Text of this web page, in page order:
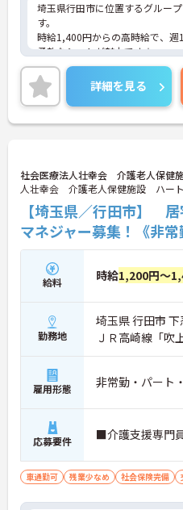
埼玉県行田市に位置するグルー
す。
時給1,400円からの高時給で、週
柔軟なシフトが魅力です☆
育児や介護との両立も支援して
両立を図りながら働きたい方に
ご興味のある方はご面接のポイ
のでお気軽にお問い合わせくだ
詳細を見る
社会医療法人壮幸会 介護老人保健
人壮幸会 介護老人保健施設 ハー
【埼玉県／行田市】
マネジャー募集！《非常
給料 時給1,200円～
勤務地
埼玉県 行田市
ＪＲ高崎線「吹
雇用形態 非常勤・パート
応募要件 ■介護支援専門
車通勤可 残業少なめ 社会保険完備